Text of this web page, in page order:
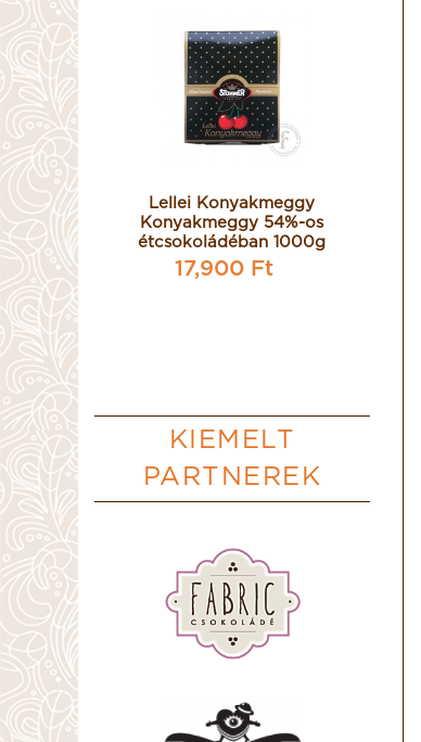
Lellei Konyakmeggy
Konyakmeggy 54%-os
étcsokoládéban 1000g
17,900 Ft
KIEMELT
PARTNEREK